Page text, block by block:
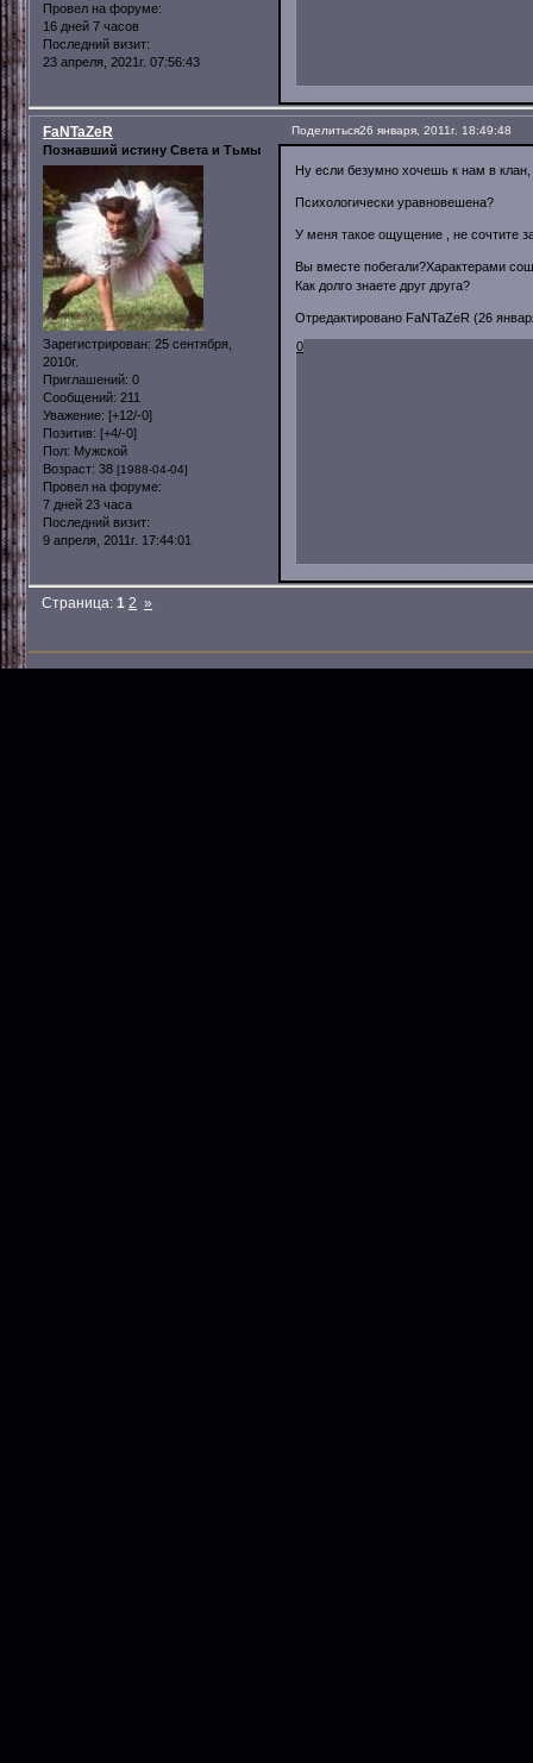
Провел на форуме:
16 дней 7 часов
Последний визит:
23 апреля, 2021г. 07:56:43
Поделиться26 января, 2011г. 18:49:48
FaNTaZeR
Познавший истину Света и Тьмы
Зарегистрирован: 25 сентября,
2010г.
Приглашений: 0
Сообщений: 211
Уважение: [+12/-0]
Позитив: [+4/-0]
Пол: Мужской
Возраст: 38 [1988-04-04]
Провел на форуме:
7 дней 23 часа
Последний визит:
9 апреля, 2011г. 17:44:01
Ну если безумно хочешь к нам в клан,
Психологически уравновешена?
У меня такое ощущение , не сочтите
Вы вместе побегали?Характерами
Как долго знаете друг друга?
Отредактировано FaNTaZeR (26
0
Страница:1 2 »